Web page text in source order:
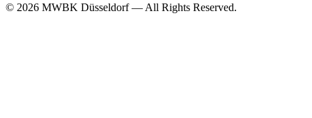
© 2026 MWBK Düsseldorf — All Rights Reserved.